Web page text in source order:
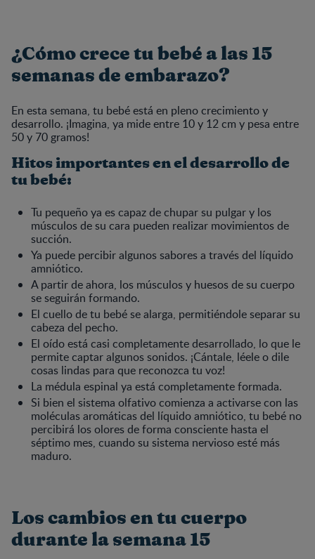
¿Cómo crece tu bebé a las 15
semanas de embarazo?
En esta semana, tu bebé está en pleno crecimiento y
desarrollo. ¡Imagina, ya mide entre 10 y 12 cm y pesa entre
50 y 70 gramos!
Hitos importantes en el desarrollo de
tu bebé:
Tu pequeño ya es capaz de chupar su pulgar y los
músculos de su cara pueden realizar movimientos de
succión.
Ya puede percibir algunos sabores a través del líquido
amniótico.
A partir de ahora, los músculos y huesos de su cuerpo
se seguirán formando.
El cuello de tu bebé se alarga, permitiéndole separar su
cabeza del pecho.
El oído está casi completamente desarrollado, lo que le
permite captar algunos sonidos. ¡Cántale, léele o dile
cosas lindas para que reconozca tu voz!
La médula espinal ya está completamente formada.
Si bien el sistema olfativo comienza a activarse con las
moléculas aromáticas del líquido amniótico, tu bebé no
percibirá los olores de forma consciente hasta el
séptimo mes, cuando su sistema nervioso esté más
maduro.
Los cambios en tu cuerpo
durante la semana 15